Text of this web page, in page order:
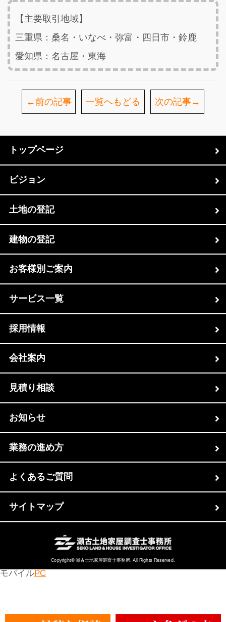
【主要取引地域】
三重県：桑名・いなべ・弥富・四日市・鈴鹿
愛知県：名古屋・東海
←前の記事 一覧へもどる 次の記事→
トップページ
ビジョン
土地の登記
建物の登記
お客様別ご案内
サービス一覧
採用情報
会社案内
見積り相談
お知らせ
業務の進め方
よくあるご質問
サイトマップ
Copyright© 瀬古土地家屋調査士事務所. All Rights Reserved.
モバイルPC